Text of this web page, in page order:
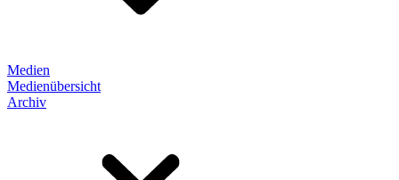
Medien
Medienübersicht
Archiv